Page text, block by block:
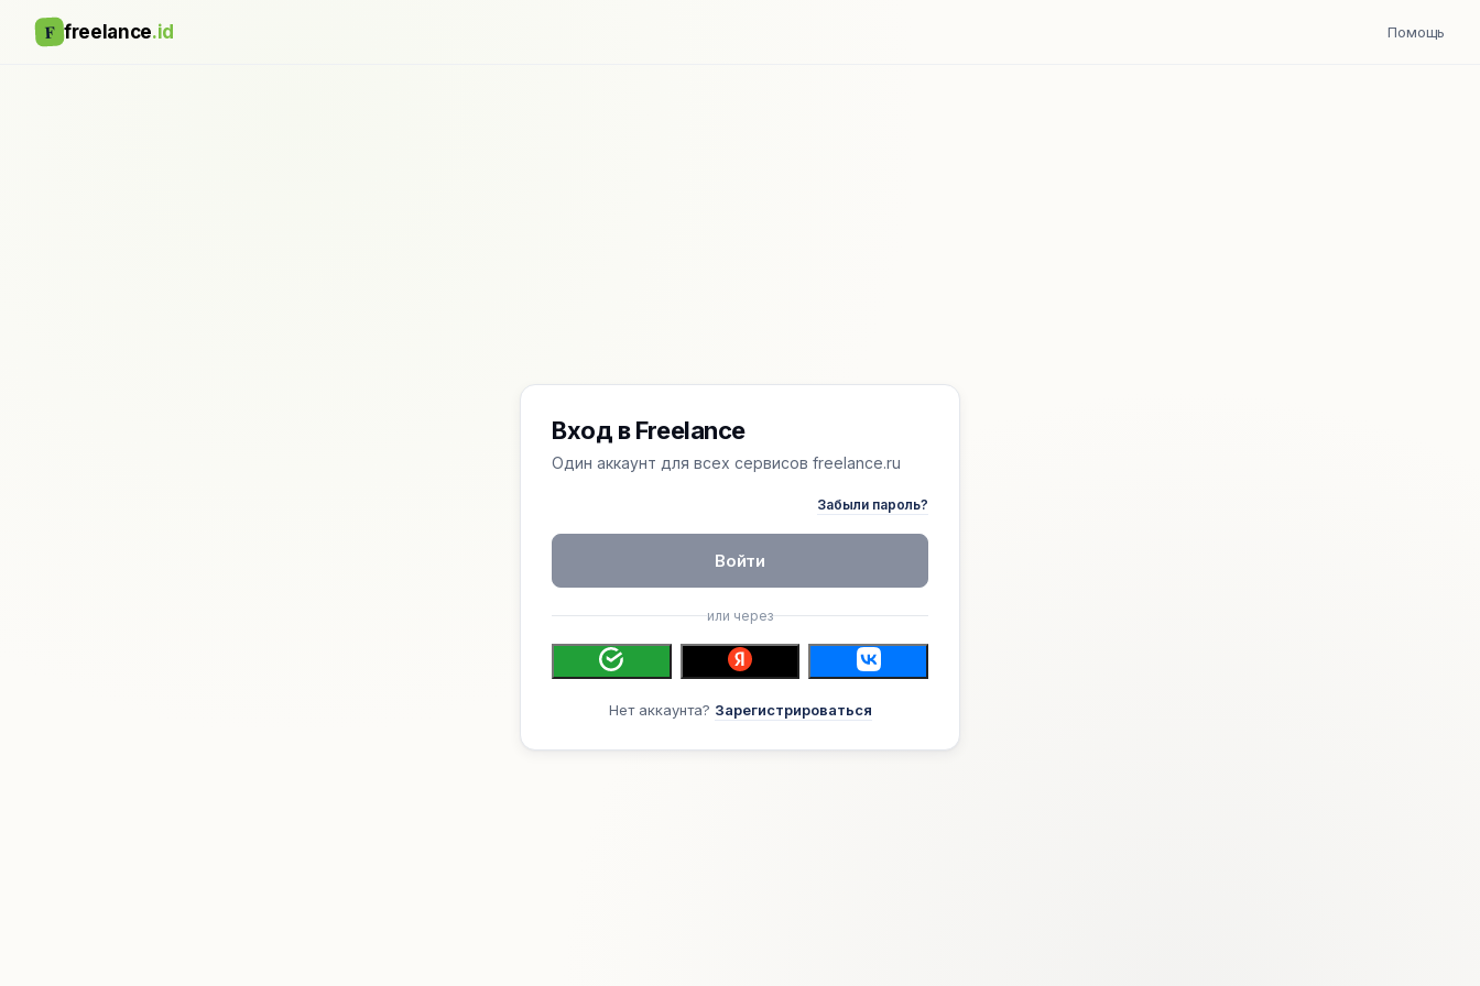
F freelance.id Помощь
Вход в Freelance
Один аккаунт для всех сервисов freelance.ru
Забыли пароль?
Войти
или через
Нет аккаунта? Зарегистрироваться